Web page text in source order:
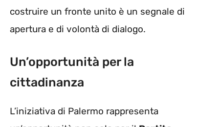
costruire un fronte unito è un segnale di
apertura e di volontà di dialogo.
Un’opportunità per la
cittadinanza
L’iniziativa di Palermo rappresenta